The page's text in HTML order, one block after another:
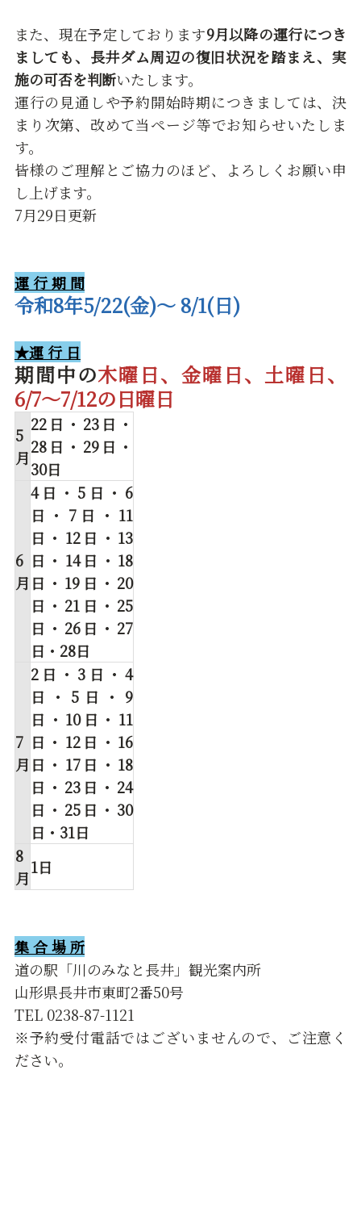
また、現在予定しております9月以降の運行につき
ましても、長井ダム周辺の復旧状況を踏まえ、実
施の可否を判断いたします。
運行の見通しや予約開始時期につきましては、決
まり次第、改めて当ページ等でお知らせいたしま
す。
皆様のご理解とご協力のほど、よろしくお願い申
し上げます。
7月29日更新
運 行 期 間
令和8年5/22(金)～ 8/1(日)
★運 行 日
期間中の木曜日、金曜日、土曜日、
6/7～7/12の日曜日
5
月
22日・23日・
28日・29日・
30日
6
月
4日・5日・6
日・7日・11
日・12日・13
日・14日・18
日・19日・20
日・21日・25
日・26日・27
日・28日
7
月
2日・3日・4
日・5日・9
日・10日・11
日・12日・16
日・17日・18
日・23日・24
日・25日・30
日・31日
8
月
1日
集 合 場 所
道の駅「川のみなと長井」観光案内所
山形県長井市東町2番50号
TEL 0238-87-1121
※予約受付電話ではございませんので、ご注意く
ださい。